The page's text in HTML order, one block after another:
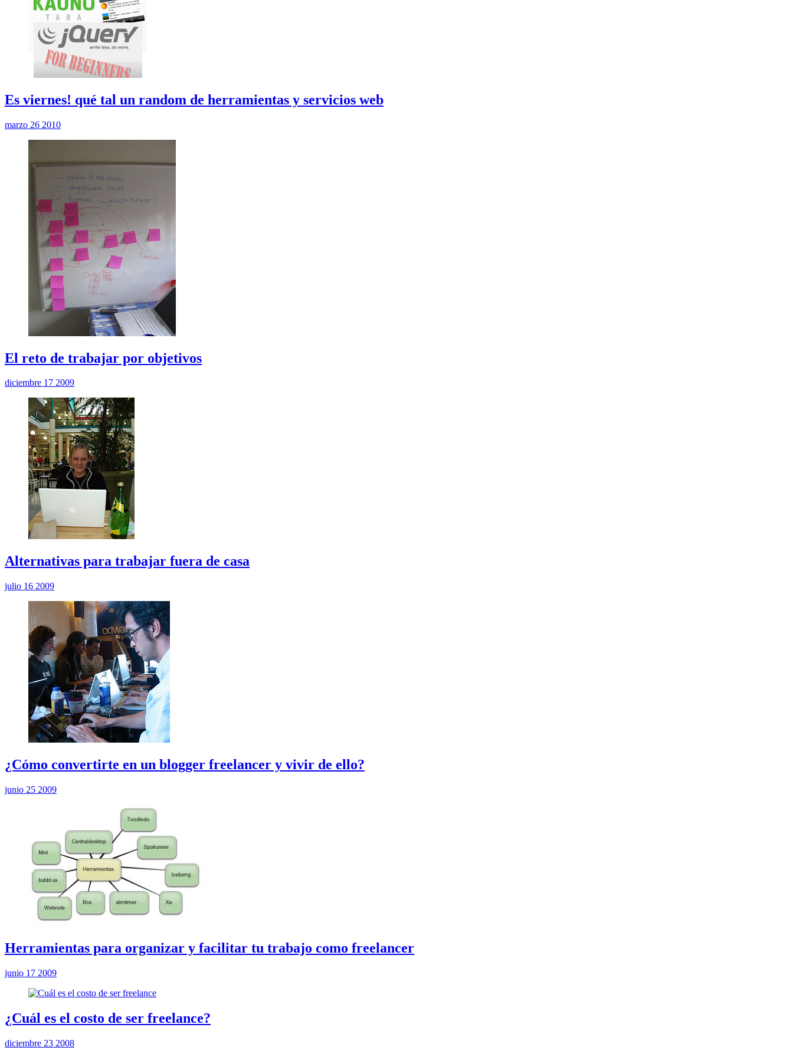
Es viernes! qué tal un random de herramientas y servicios web
marzo 26 2010
El reto de trabajar por objetivos
diciembre 17 2009
Alternativas para trabajar fuera de casa
julio 16 2009
¿Cómo convertirte en un blogger freelancer y vivir de ello?
junio 25 2009
Herramientas para organizar y facilitar tu trabajo como freelancer
junio 17 2009
¿Cuál es el costo de ser freelance?
diciembre 23 2008